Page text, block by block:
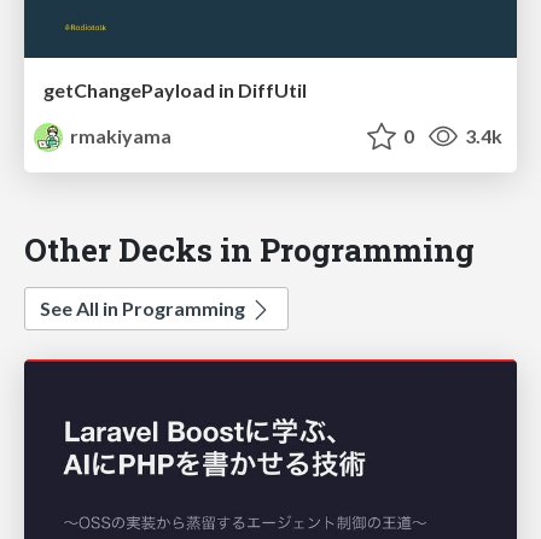
getChangePayload in DiffUtil
rmakiyama
0 3.4k
Other Decks in Programming
See All in Programming